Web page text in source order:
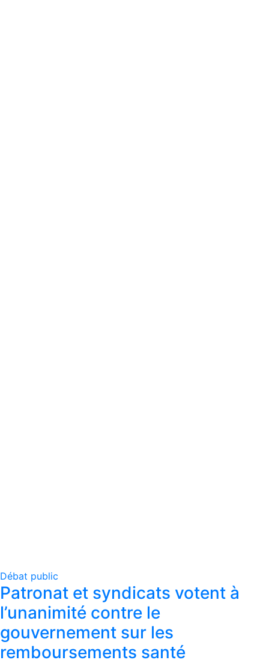
Débat public
Patronat et syndicats votent à
l’unanimité contre le
gouvernement sur les
remboursements santé